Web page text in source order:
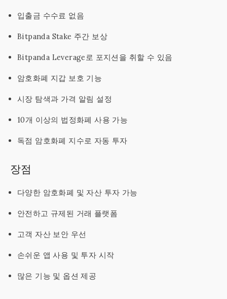
입출금 수수료 없음
Bitpanda Stake 주간 보상
Bitpanda Leverage로 포지션을 취할 수 있음
암호화폐 지갑 보호 기능
시장 탐색과 가격 알림 설정
10개 이상의 법정화폐 사용 가능
독점 암호화폐 지수로 자동 투자
장점
다양한 암호화폐 및 자산 투자 가능
안전하고 규제된 거래 플랫폼
고객 자산 보안 우선
손쉬운 앱 사용 및 투자 시작
많은 기능 및 옵션 제공